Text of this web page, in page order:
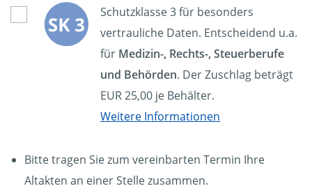
Schutzklasse 3 für besonders
vertrauliche Daten. Entscheidend u.a.
für Medizin-, Rechts-, Steuerberufe
und Behörden. Der Zuschlag beträgt
EUR 25,00 je Behälter.
Weitere Informationen
Bitte tragen Sie zum vereinbarten Termin Ihre
Altakten an einer Stelle zusammen.